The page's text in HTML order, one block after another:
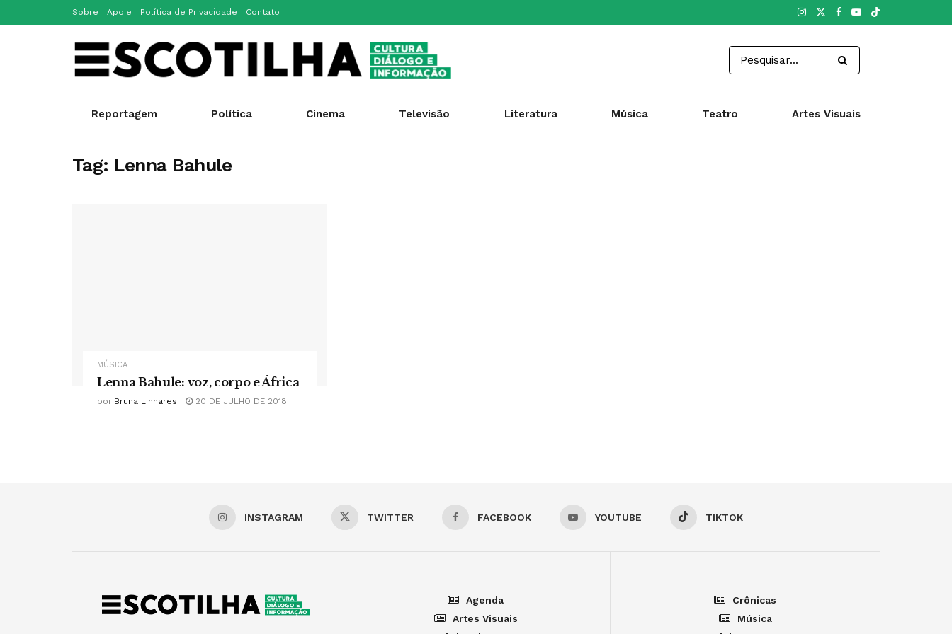
Sobre Apoie Política de Privacidade Contato
Reportagem Política Cinema Televisão Literatura Música Teatro Artes Visuais
Tag: Lenna Bahule
MÚSICA
Lenna Bahule: voz, corpo e África
por Bruna Linhares 20 DE JULHO DE 2018
INSTAGRAM TWITTER FACEBOOK YOUTUBE TIKTOK
Agenda
Artes Visuais
Crônicas
Música